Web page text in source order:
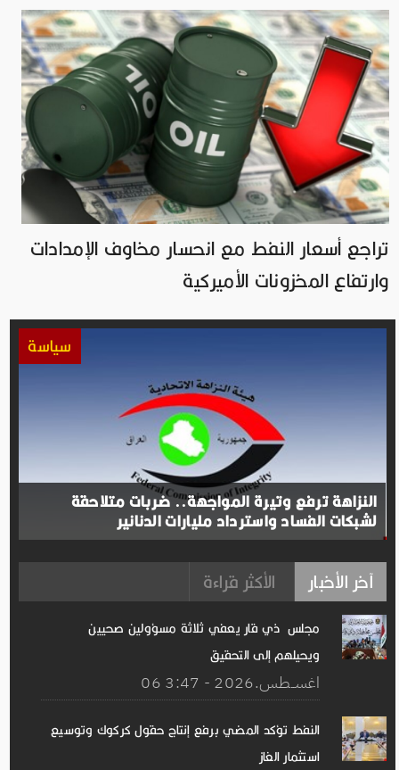
تراجع أسعار النفط مع انحسار مخاوف الإمدادات
وارتفاع المخزونات الأميركية
سياسة
النزاهة ترفع وتيرة المواجهة.. ضربات متلاحقة
لشبكات الفساد واسترداد مليارات الدنانير
آخر الأخبار الأكثر قراءة
مجلس ذي قار يعفي ثلاثة مسؤولين صحيين
ويحيلهم إلى التحقيق
06 اغســطس.2026 - 3:47
النفط تؤكد المضي برفع إنتاج حقول كركوك وتوسيع
استثمار الغاز